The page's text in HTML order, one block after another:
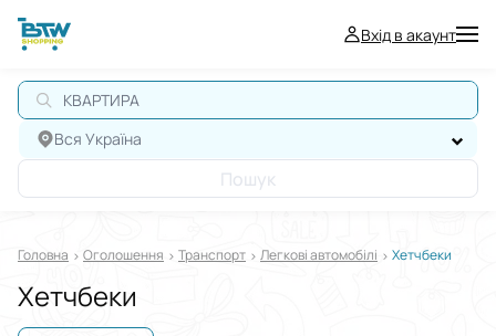
Вхід в акаунт
КВАРТИРА
Вся Україна
Пошук
Головна Оголошення Транспорт Легкові автомобілі Хетчбеки
Хетчбеки